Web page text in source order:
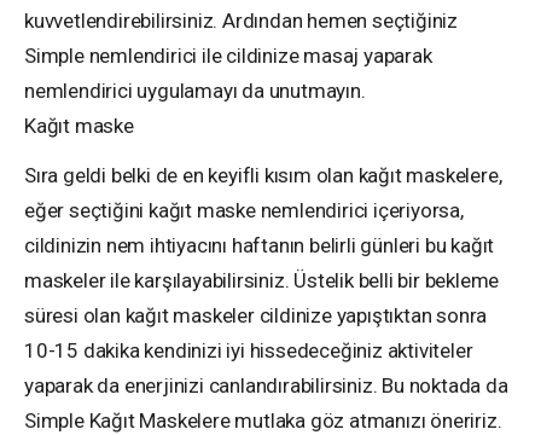
kuvvetlendirebilirsiniz. Ardından hemen seçtiğiniz
Simple nemlendirici ile cildinize masaj yaparak
nemlendirici uygulamayı da unutmayın.
Kağıt maske
Sıra geldi belki de en keyifli kısım olan kağıt maskelere,
eğer seçtiğini kağıt maske nemlendirici içeriyorsa,
cildinizin nem ihtiyacını haftanın belirli günleri bu kağıt
maskeler ile karşılayabilirsiniz. Üstelik belli bir bekleme
süresi olan kağıt maskeler cildinize yapıştıktan sonra
10-15 dakika kendinizi iyi hissedeceğiniz aktiviteler
yaparak da enerjinizi canlandırabilirsiniz. Bu noktada da
Simple Kağıt Maskelere mutlaka göz atmanızı öneririz.